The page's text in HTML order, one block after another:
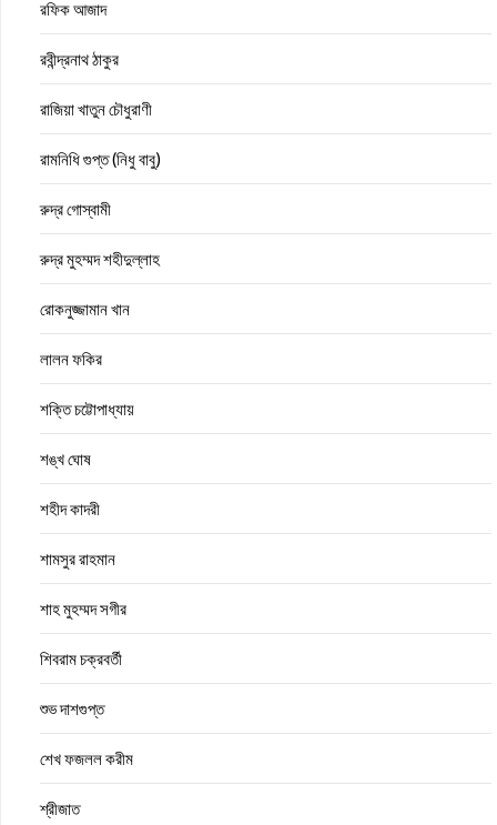
রফিক আজাদ
রবীন্দ্রনাথ ঠাকুর
রাজিয়া খাতুন চৌধুরাণী
রামনিধি গুপ্ত (নিধু বাবু)
রুদ্র গোস্বামী
রুদ্র মুহম্মদ শহীদুল্লাহ
রোকনুজ্জামান খান
লালন ফকির
শক্তি চট্টোপাধ্যায়
শঙ্খ ঘোষ
শহীদ কাদরী
শামসুর রাহমান
শাহ মুহম্মদ সগীর
শিবরাম চক্রবর্তী
শুভ দাশগুপ্ত
শেখ ফজলল করীম
শ্রীজাত